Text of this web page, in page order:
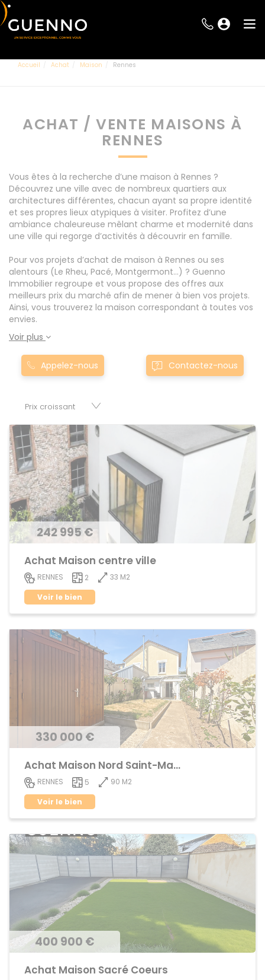
Accueil Achat Maison Rennes
ACHAT / VENTE MAISONS À
RENNES
Vous êtes à la recherche d’une maison à Rennes ?
Découvrez une ville avec de nombreux quartiers aux
architectures différentes, chacun ayant sa propre identité
et ses propres lieux atypiques à visiter. Profitez d’une
ambiance chaleureuse mêlant charme et modernité dans
une ville qui regorge d’activités à découvrir en famille.
Pour vos projets d’achat de maison à Rennes ou ses
alentours (Le Rheu, Pacé, Montgermont…) ? Guenno
Immobilier regroupe et vous propose des offres aux
meilleurs prix du marché afin de mener à bien vos projets.
Ainsi, vous trouverez la maison correspondant à toutes vos
envies.
Voir plus
Appelez-nous Contactez-nous
242 995 €
Achat Maison centre ville
RENNES 2
33 M2
Voir le bien
330 000 €
Achat Maison Nord Saint-Martin
RENNES 5
90 M2
Voir le bien
400 900 €
Achat Maison Sacré Coeurs